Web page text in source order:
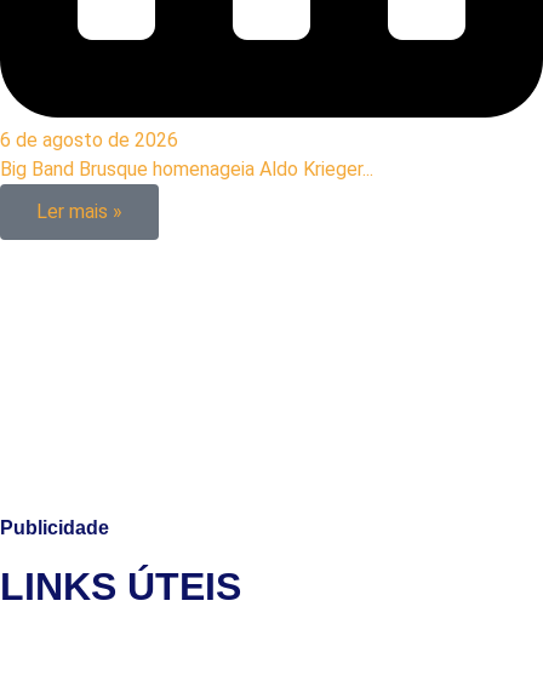
6 de agosto de 2026
Big Band Brusque homenageia Aldo Krieger...
Ler mais »
Publicidade
LINKS ÚTEIS